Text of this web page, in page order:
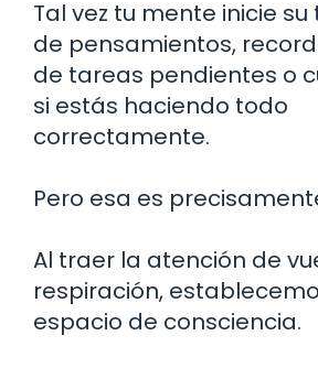
Tal vez tu mente inicie
de pensamientos,
de tareas pendientes o
si estás haciendo todo
correctamente.
Pero esa es
Al traer la atención de
respiración,
espacio de consciencia.